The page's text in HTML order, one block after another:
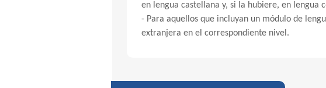
en lengua castellana y, si la hubiere, en lengua
- Para aquellos que incluyan un módulo de
extranjera en el correspondiente nivel.